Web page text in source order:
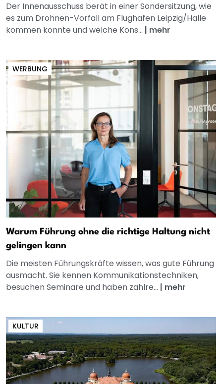
Der Innenausschuss berät in einer Sondersitzung, wie
es zum Drohnen-Vorfall am Flughafen Leipzig/Halle
kommen konnte und welche Kons... | mehr
WERBUNG
Warum Führung ohne die richtige Haltung nicht
gelingen kann
Die meisten Führungskräfte wissen, was gute Führung
ausmacht. Sie kennen Kommunikationstechniken,
besuchen Seminare und haben zahlre... | mehr
KULTUR